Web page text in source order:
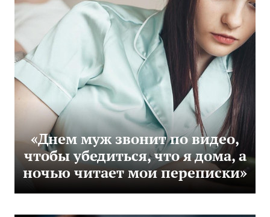
«Днем муж звонит по видео,
чтобы убедиться, что я дома, а
ночью читает мои переписки»